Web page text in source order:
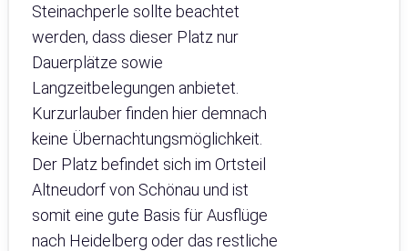
Steinachperle sollte beachtet
werden, dass dieser Platz nur
Dauerplätze sowie
Langzeitbelegungen anbietet.
Kurzurlauber finden hier demnach
keine Übernachtungsmöglichkeit.
Der Platz befindet sich im Ortsteil
Altneudorf von Schönau und ist
somit eine gute Basis für Ausflüge
nach Heidelberg oder das restliche